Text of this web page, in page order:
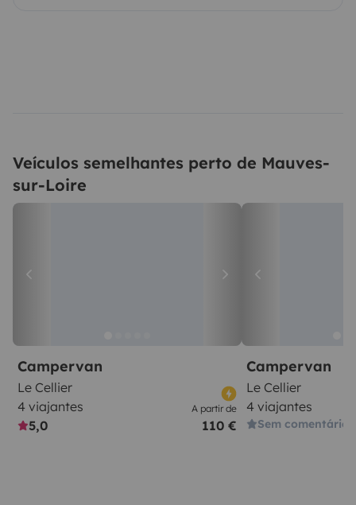
Veículos semelhantes perto de Mauves-
sur-Loire
Campervan
Le Cellier
4 viajantes
5,0
A partir de
110 €
Campervan
Le Cellier
4 viajantes
Sem comentários